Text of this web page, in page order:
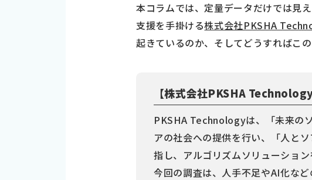
本コラムでは、定量データだけでは見
支援を手掛ける株式会社PKSHA
起きているのか、そしてどうすればこ
【株式会社PKSHA Technology
PKSHA Technologyは、「未来の
アの社会への提供を行い、「人と
指し、アルゴリズムソリューション
今回の調査は、人手不足やAI化な